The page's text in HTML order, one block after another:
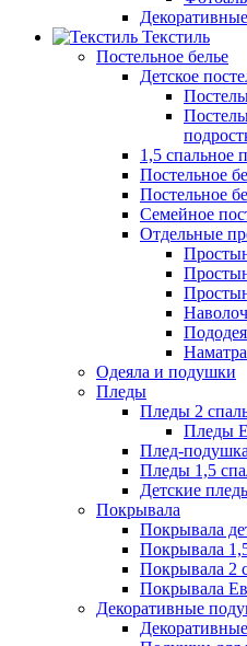
Текстиль
Постельное белье
Детское
1,5 спальное
Постельное
Постельное
Семейное
Отдельные
Одеяла и подушки
Пледы
Пледы 2
Пледы
Плед-
Пледы 1,5
Детские
Покрывала
Покрывала
Покрывала
Покрывала 2
Покрывала
Декоративные